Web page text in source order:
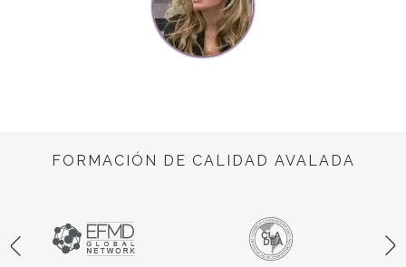
FORMACIÓN DE CALIDAD AVALADA